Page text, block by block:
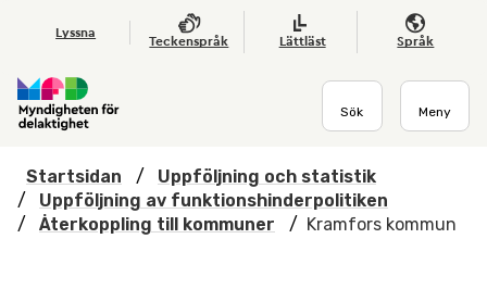
Hoppa till huvudmenyn
Lyssna
Teckenspråk Lättläst Språk
Sök Meny
Startsidan /
Uppföljning och statistik
/
Uppföljning av funktionshinderpolitiken
/
Återkoppling till kommuner / Kramfors kommun